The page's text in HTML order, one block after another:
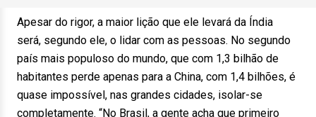
Apesar do rigor, a maior lição que ele levará da Índia
será, segundo ele, o lidar com as pessoas. No segundo
país mais populoso do mundo, que com 1,3 bilhão de
habitantes perde apenas para a China, com 1,4 bilhões, é
quase impossível, nas grandes cidades, isolar-se
completamente. “No Brasil, a gente acha que primeiro